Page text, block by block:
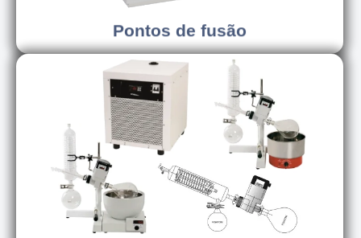
Pontos de fusão
Evaporadores rotativos
Conhecer os modelos